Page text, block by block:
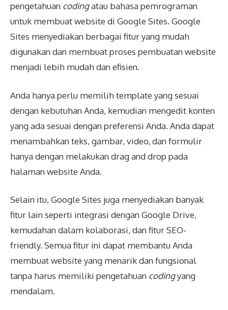
pengetahuan codingatau bahasa pemrograman
untuk membuat website di Google Sites. Google
Sites menyediakan berbagai fitur yang mudah
digunakan dan membuat proses pembuatan website
menjadi lebih mudah dan efisien.
Anda hanya perlu memilih template yang sesuai
dengan kebutuhan Anda, kemudian mengedit konten
yang ada sesuai dengan preferensi Anda. Anda dapat
menambahkan teks, gambar, video, dan formulir
hanya dengan melakukan drag and drop pada
halaman website Anda.
Selain itu, Google Sites juga menyediakan banyak
fitur lain seperti integrasi dengan Google Drive,
kemudahan dalam kolaborasi, dan fitur SEO-
friendly. Semua fitur ini dapat membantu Anda
membuat website yang menarik dan fungsional
tanpa harus memiliki pengetahuan codingyang
mendalam.